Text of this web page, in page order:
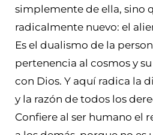
simplemente de ella, sino
radicalmente nuevo: el
Es el dualismo de la
pertenencia al cosmos y
con Dios. Y aquí radica la
y la razón de todos los
Confiere al ser humano el